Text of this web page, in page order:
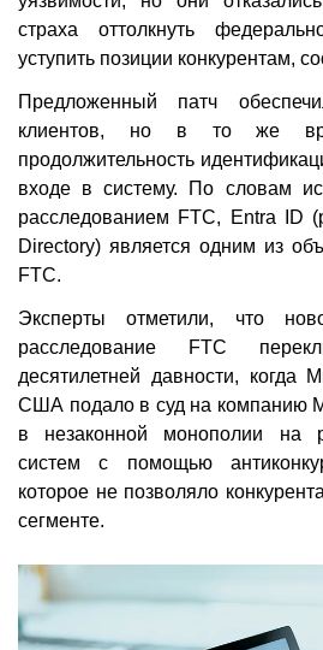
страха оттолкнуть
уступить позиции конкурентам,
Предложенный патч
клиентов, но в то же
продолжительность
входе в систему. По словам
расследованием FTC, Entra ID
Directory) является одним из
FTC.
Эксперты отметили, что
расследование FTC
десятилетней давности, когда
США подало в суд на компанию
в незаконной монополии на
систем с помощью
которое не позволяло
сегменте.